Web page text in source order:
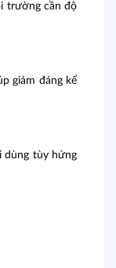
trường cần độ
giảm đáng kể
dùng tùy hứng